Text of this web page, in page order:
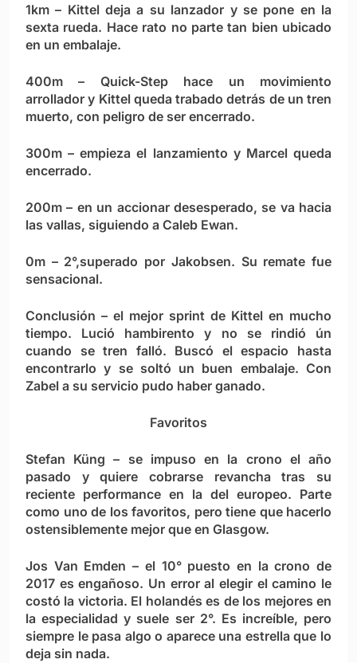
1km – Kittel deja a su lanzador y se pone en la
sexta rueda. Hace rato no parte tan bien ubicado
en un embalaje.
400m – Quick-Step hace un movimiento
arrollador y Kittel queda trabado detrás de un tren
muerto, con peligro de ser encerrado.
300m – empieza el lanzamiento y Marcel queda
encerrado.
200m – en un accionar desesperado, se va hacia
las vallas, siguiendo a Caleb Ewan.
0m – 2°,superado por Jakobsen. Su remate fue
sensacional.
Conclusión – el mejor sprint de Kittel en mucho
tiempo. Lució hambirento y no se rindió ún
cuando se tren falló. Buscó el espacio hasta
encontrarlo y se soltó un buen embalaje. Con
Zabel a su servicio pudo haber ganado.
Favoritos
Stefan Küng – se impuso en la crono el año
pasado y quiere cobrarse revancha tras su
reciente performance en la del europeo. Parte
como uno de los favoritos, pero tiene que hacerlo
ostensiblemente mejor que en Glasgow.
Jos Van Emden – el 10° puesto en la crono de
2017 es engañoso. Un error al elegir el camino le
costó la victoria. El holandés es de los mejores en
la especialidad y suele ser 2°. Es increíble, pero
siempre le pasa algo o aparece una estrella que lo
deja sin nada.